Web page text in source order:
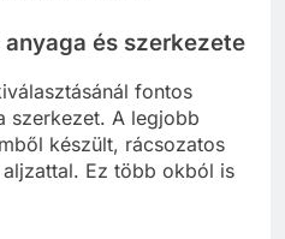
és szerkezete
fontos
szerkezet. A legjobb
készült, rácsozatos
Ez több okból is